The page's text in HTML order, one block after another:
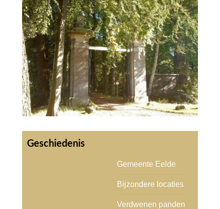
Gemeente Eelde
Bijzondere locaties
Verdwenen panden